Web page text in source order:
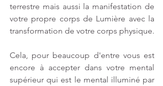
terrestre mais aussi la manifestation de
votre propre corps de Lumière avec la
transformation de votre corps physique.
Cela, pour beaucoup d'entre vous est
encore à accepter dans votre mental
supérieur qui est le mental illuminé par